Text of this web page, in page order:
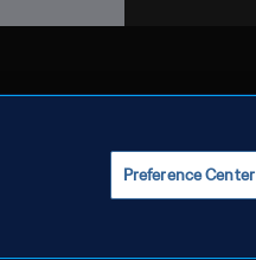
Preference Center